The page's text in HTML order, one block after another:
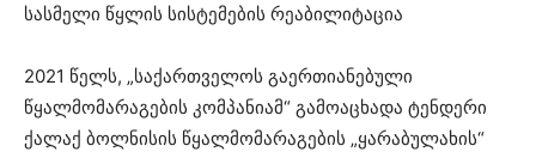
სასმელი წყლის სისტემების რეაბილიტაცია
2021 წელს, „საქართველოს გაერთიანებული
წყალმომარაგების კომპანიამ“ გამოაცხადა ტენდერი
ქალაქ ბოლნისის წყალმომარაგების „ყარაბულახის“